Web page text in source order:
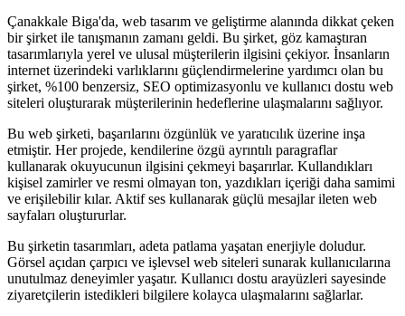
Çanakkale Biga'da, web tasarım ve geliştirme alanında dikkat çeken
bir şirket ile tanışmanın zamanı geldi. Bu şirket, göz kamaştıran
tasarımlarıyla yerel ve ulusal müşterilerin ilgisini çekiyor. İnsanların
internet üzerindeki varlıklarını güçlendirmelerine yardımcı olan bu
şirket, %100 benzersiz, SEO optimizasyonlu ve kullanıcı dostu web
siteleri oluşturarak müşterilerinin hedeflerine ulaşmalarını sağlıyor.
Bu web şirketi, başarılarını özgünlük ve yaratıcılık üzerine inşa
etmiştir. Her projede, kendilerine özgü ayrıntılı paragraflar
kullanarak okuyucunun ilgisini çekmeyi başarırlar. Kullandıkları
kişisel zamirler ve resmi olmayan ton, yazdıkları içeriği daha samimi
ve erişilebilir kılar. Aktif ses kullanarak güçlü mesajlar ileten web
sayfaları oluştururlar.
Bu şirketin tasarımları, adeta patlama yaşatan enerjiyle doludur.
Görsel açıdan çarpıcı ve işlevsel web siteleri sunarak kullanıcılarına
unutulmaz deneyimler yaşatır. Kullanıcı dostu arayüzleri sayesinde
ziyaretçilerin istedikleri bilgilere kolayca ulaşmalarını sağlarlar.